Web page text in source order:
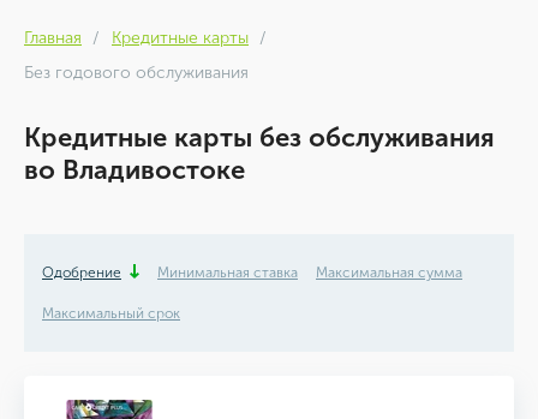
Главная
Кредитные карты
Без годового обслуживания
Кредитные карты без обслуживания
во Владивостоке
Одобрение Минимальная ставка Максимальная сумма
Максимальный срок